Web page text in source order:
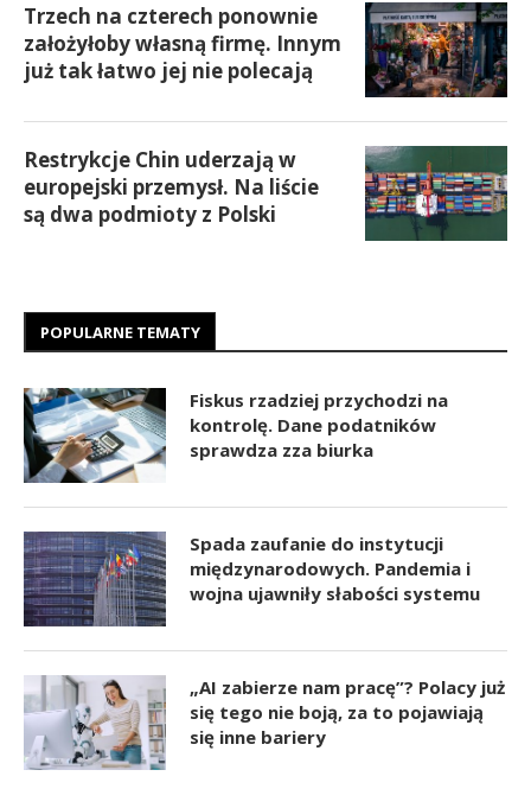
Trzech na czterech ponownie
założyłoby własną firmę. Innym
już tak łatwo jej nie polecają
Restrykcje Chin uderzają w
europejski przemysł. Na liście
są dwa podmioty z Polski
POPULARNE TEMATY
Fiskus rzadziej przychodzi na
kontrolę. Dane podatników
sprawdza zza biurka
Spada zaufanie do instytucji
międzynarodowych. Pandemia i
wojna ujawniły słabości systemu
„AI zabierze nam pracę”? Polacy już
się tego nie boją, za to pojawiają
się inne bariery